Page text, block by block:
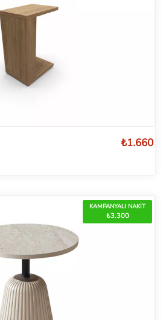
₺1.660
KAMPANYALI NAKİT
₺3.300